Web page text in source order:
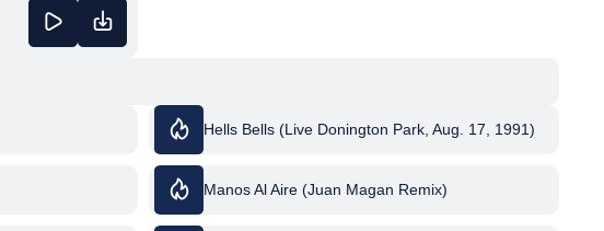
Hells Bells (Live Donington Park, Aug. 17, 1991)
Manos Al Aire (Juan Magan Remix)